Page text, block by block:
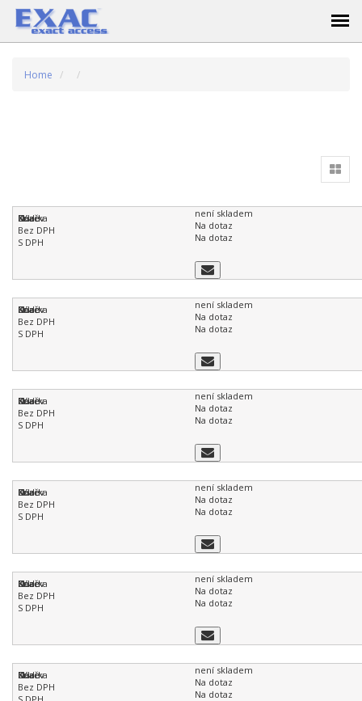
Home
není skladem
Na dotaz
Na dotaz
není skladem
Na dotaz
Na dotaz
není skladem
Na dotaz
Na dotaz
není skladem
Na dotaz
Na dotaz
není skladem
Na dotaz
Na dotaz
není skladem
Na dotaz
Na dotaz